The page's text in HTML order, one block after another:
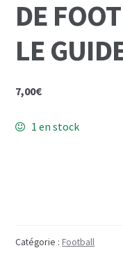
DE
LE
7,00€
1 en stock
DU
Catégorie :Football